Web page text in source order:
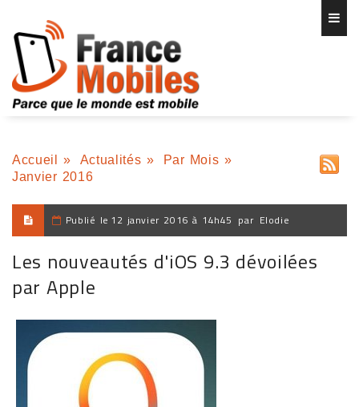
Accueil » Actualités » Par Mois »
Janvier 2016
Publié le 12 janvier 2016 à 14h45 par Elodie
Les nouveautés d'iOS 9.3 dévoilées
par Apple